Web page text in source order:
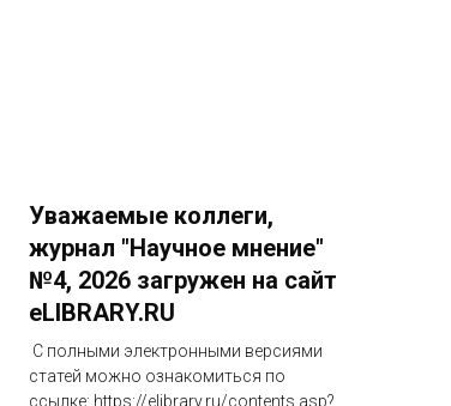
Уважаемые коллеги,
журнал "Научное мнение"
№4, 2026 загружен на сайт
eLIBRARY.RU
C полными электронными версиями
статей можно ознакомиться по
ссылке: https://elibrary.ru/contents.asp?